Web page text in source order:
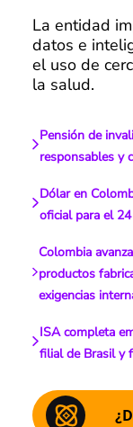
La entidad
datos e
el uso de
la salud.
Pensión de
responsables y
Dólar en
oficial para el
Colombia
productos
exigencias
ISA completa
filial de Brasil y